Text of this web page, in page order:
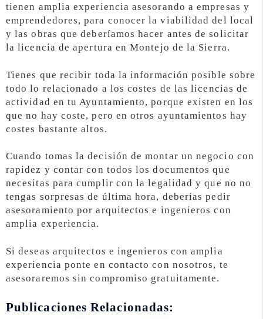
tienen amplia experiencia asesorando a empresas y
emprendedores, para conocer la viabilidad del local
y las obras que deberíamos hacer antes de solicitar
la licencia de apertura en Montejo de la Sierra.
Tienes que recibir toda la información posible sobre
todo lo relacionado a los costes de las licencias de
actividad en tu Ayuntamiento, porque existen en los
que no hay coste, pero en otros ayuntamientos hay
costes bastante altos.
Cuando tomas la decisión de montar un negocio con
rapidez y contar con todos los documentos que
necesitas para cumplir con la legalidad y que no no
tengas sorpresas de última hora, deberías pedir
asesoramiento por arquitectos e ingenieros con
amplia experiencia.
Si deseas arquitectos e ingenieros con amplia
experiencia ponte en contacto con nosotros, te
asesoraremos sin compromiso gratuitamente.
Publicaciones Relacionadas: